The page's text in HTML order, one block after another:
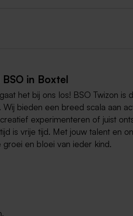
in Boxtel
het bij ons los! BSO Twizon
bieden een breed scala aan
experimenteren of juist
is vrije tijd. Met jouw talent en
en bloei van ieder kind.